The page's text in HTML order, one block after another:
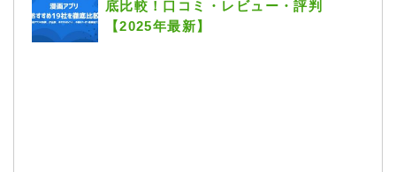
底比較！口コミ・レビュー・評判
【2025年最新】